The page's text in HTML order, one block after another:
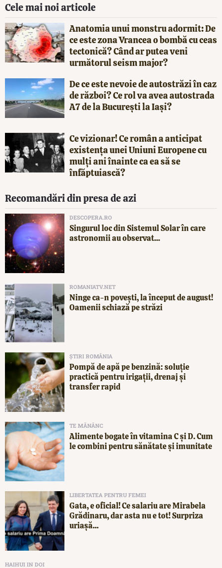
Cele mai noi articole
Anatomia unui monstru adormit: De
ce este zona Vrancea o bombă cu ceas
tectonică? Când ar putea veni
următorul seism major?
De ce este nevoie de autostrăzi în caz
de război? Ce rol va avea autostrada
A7 de la București la Iași?
Ce vizionar! Ce român a anticipat
existența unei Uniuni Europene cu
mulți ani înainte ca ea să se
înfăptuiască?
Recomandări din presa de azi
DESCOPERA.RO
Singurul loc din Sistemul Solar în care
astronomii au observat...
ROMANIATV.NET
Ninge ca-n povești, la început de august!
Oamenii schiază pe străzi
ȘTIRI ROMÂNIA
Pompă de apă pe benzină: soluție
practică pentru irigații, drenaj și
transfer rapid
TE MĂNÂNC
Alimente bogate în vitamina C și D. Cum
le combini pentru sănătate și imunitate
LIBERTATEA PENTRU FEMEI
Gata, e oficial! Ce salariu are Mirabela
Grădinaru, dar asta nu e tot! Surpriza
uriașă...
HAIHUI IN DOI